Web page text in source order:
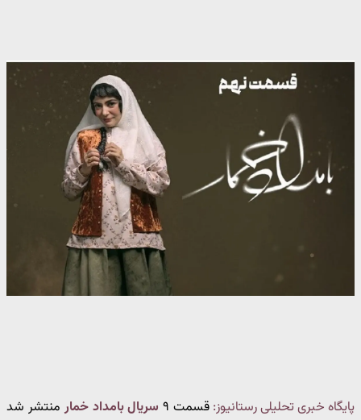
پایگاه خبری تحلیلی رستانیوز: قسمت ۹ سریال بامداد خمارمنتشر شد